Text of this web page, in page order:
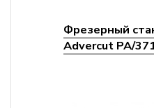
Фрезерный
Advercut PA/